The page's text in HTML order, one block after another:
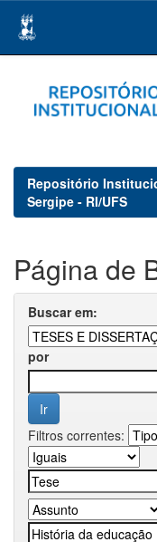
navigation
Repositório
Sergipe - RI/UFS
Página de
Buscar em:
por
Filtros correntes: